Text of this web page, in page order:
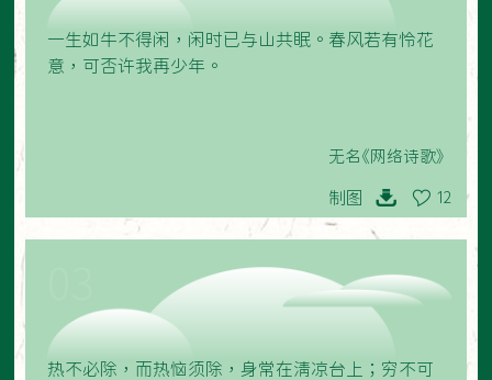
一生如牛不得闲，闲时已与山共眠。春风若有怜花
意，可否许我再少年。
无名《网络诗歌》
制图 12
热不必除，而热恼须除，身常在清凉台上；穷不可